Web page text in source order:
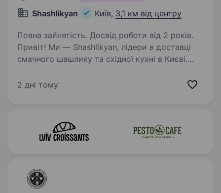
Shashlikyan Київ, 3,1 км від центру
Повна зайнятість. Досвід роботи від 2 років.
Привіт! Ми — Shashlikyan, лідери в доставці
смачного шашлику та східної кухні в Києві.
стати частиною дружньої команди, яка цінує
2 дні тому